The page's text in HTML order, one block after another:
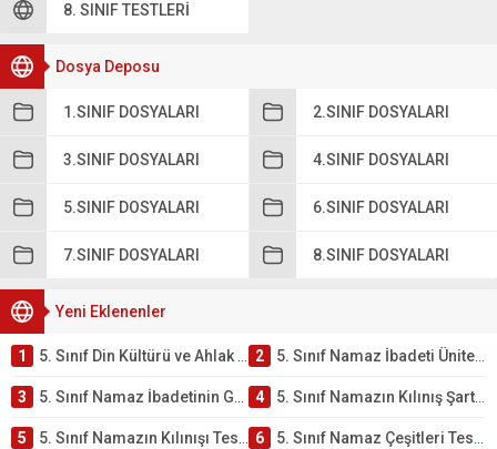
8. SINIF TESTLERI
Dosya Deposu
1.SINIF DOSYALARI 2.SINIF DOSYALARI
3.SINIF DOSYALARI 4.SINIF DOSYALARI
5.SINIF DOSYALARI 6.SINIF DOSYALARI
7.SINIF DOSYALARI 8.SINIF DOSYALARI
Yeni Eklenenler
1 5. Sınıf Din Kültürü ve Ahlak Bilgisi 2. Ünite: Namaz İbadeti Çalışmaları 2 5. Sınıf Namaz İbadeti Ünite Testi – Online Çöz
3 5. Sınıf Namaz İbadetinin Getirdiği Faydalar Testi 4 5. Sınıf Namazın Kılınış Şartları Testi
5 5. Sınıf Namazın Kılınışı Testi – Online Çöz 6 5. Sınıf Namaz Çeşitleri Testi – Online Çöz